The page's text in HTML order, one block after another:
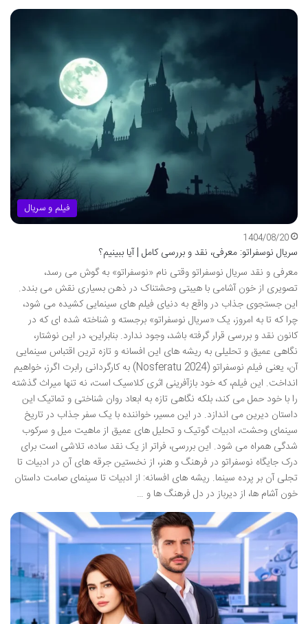
فیلم و سریال
1404/08/20
سریال نوسفراتو: معرفی، نقد و بررسی کامل | آیا ببینیم؟
معرفی و نقد سریال نوسفراتو وقتی نام «نوسفراتو» به گوش می رسد،
تصویری از خون آشامی با هیبتی وحشتناک در ذهن بسیاری نقش می بندد.
این جستجوی جذاب در واقع به دنیای فیلم های سینمایی کشیده می شود،
چرا که تا به امروز، یک «سریال نوسفراتو» برجسته و شناخته شده ای که در
کانون نقد و بررسی قرار گرفته باشد، وجود ندارد. بنابراین، در این نوشتار،
نگاهی عمیق و تحلیلی به ریشه های این افسانه و تازه ترین اقتباس سینمایی
آن، یعنی فیلم نوسفراتو (Nosferatu 2024) به کارگردانی رابرت اگرز، خواهیم
انداخت. این فیلم، که خود بازآفرینی اثری کلاسیک است، نه تنها میراث گذشته
را با خود حمل می کند، بلکه نگاهی تازه به ابعاد روان شناختی و تماتیک این
داستان دیرین می اندازد. در این مسیر، خواننده با یک سفر جذاب در تاریخ
سینمای وحشت، ادبیات گوتیک و تحلیل های عمیق از ماهیت میل و سرکوب
شدگی همراه می شود. این بررسی، فراتر از یک نقد ساده، تلاشی است برای
درک جایگاه نوسفراتو در فرهنگ و هنر، از نخستین جرقه های آن در ادبیات تا
تجلی آن بر پرده سینما. ریشه های افسانه: از ادبیات تا سینمای صامت داستان
خون آشام ها، از دیرباز در دل فرهنگ ها و …